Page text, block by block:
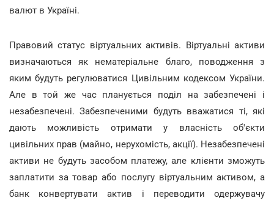
валют в Україні.
Правовий статус віртуальних активів. Віртуальні активи
визначаються як нематеріальне благо, поводження з
яким будуть регулюватися Цивільним кодексом України.
Але в той же час планується поділ на забезпечені і
незабезпечені. Забезпеченими будуть вважатися ті, які
дають можливість отримати у власність об'єкти
цивільних прав (майно, нерухомість, акції). Незабезпечені
активи не будуть засобом платежу, але клієнти зможуть
заплатити за товар або послугу віртуальним активом, а
банк конвертувати актив і переводити одержувачу